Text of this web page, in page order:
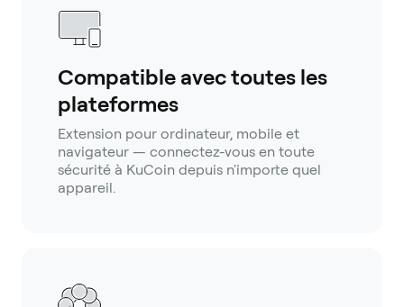
Compatible avec toutes les
plateformes
Extension pour ordinateur, mobile et
navigateur — connectez-vous en toute
sécurité à KuCoin depuis n'importe quel
appareil.